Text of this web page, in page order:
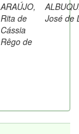
ARAÚJO,
Rita de
Cássia
Rêgo de
José de